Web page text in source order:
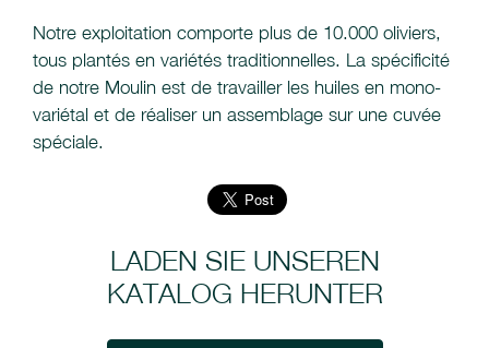
Notre exploitation comporte plus de 10.000 oliviers,
tous plantés en variétés traditionnelles. La spécificité
de notre Moulin est de travailler les huiles en mono-
variétal et de réaliser un assemblage sur une cuvée
spéciale.
LADEN SIE UNSEREN
KATALOG HERUNTER